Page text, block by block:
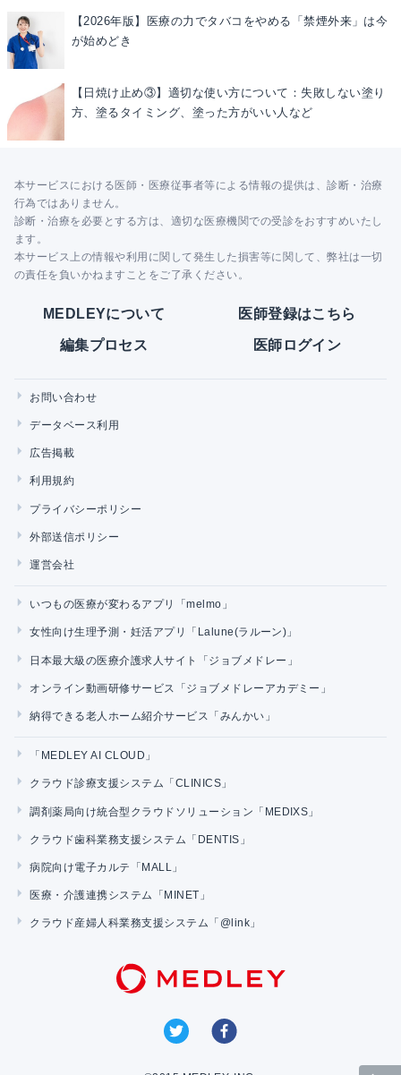
【2026年版】医療の力でタバコをやめる「禁煙外来」は今
が始めどき
【日焼け止め③】適切な使い方について：失敗しない塗り
方、塗るタイミング、塗った方がいい人など
本サービスにおける医師・医療従事者等による情報の提供は、診断・治療
行為ではありません。
診断・治療を必要とする方は、適切な医療機関での受診をおすすめいたし
ます。
本サービス上の情報や利用に関して発生した損害等に関して、弊社は一切
の責任を負いかねますことをご了承ください。
MEDLEYについて 医師登録はこちら
編集プロセス 医師ログイン
お問い合わせ
データベース利用
広告掲載
利用規約
プライバシーポリシー
外部送信ポリシー
運営会社
いつもの医療が変わるアプリ「melmo」
女性向け生理予測・妊活アプリ「Lalune(ラルーン)」
日本最大級の医療介護求人サイト「ジョブメドレー」
オンライン動画研修サービス「ジョブメドレーアカデミー」
納得できる老人ホーム紹介サービス「みんかい」
「MEDLEY AI CLOUD」
クラウド診療支援システム「CLINICS」
調剤薬局向け統合型クラウドソリューション「MEDIXS」
クラウド歯科業務支援システム「DENTIS」
病院向け電子カルテ「MALL」
医療・介護連携システム「MINET」
クラウド産婦人科業務支援システム「@link」